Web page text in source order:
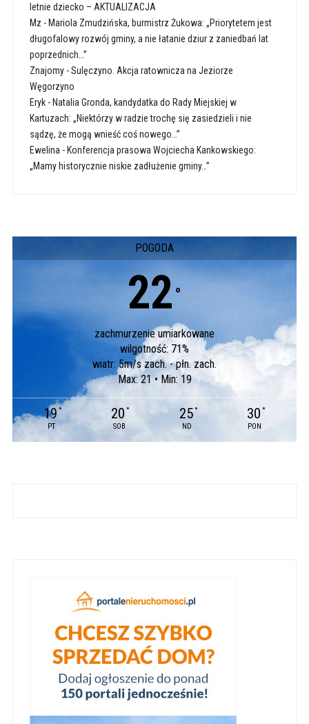
letnie dziecko – AKTUALIZACJA
Mz - Mariola Zmudzińska, burmistrz Żukowa: „Priorytetem jest
długofalowy rozwój gminy, a nie łatanie dziur z zaniedbań lat
poprzednich…”
Znajomy-Sulęczyno. Akcja ratownicza na Jeziorze
Węgorzyno
Eryk- Natalia Gronda, kandydatka do Rady Miejskiej w
Kartuzach: „Niektórzy w radzie trochę się zasiedzieli i nie
sądzę, że mogą wnieść coś nowego…”
Ewelina - Konferencja prasowa Wojciecha Kankowskiego:
„Mamy historycznie niskie zadłużenie gminy…”
POGODA
22 °
zachmurzenie umiarkowane
wilgotność: 71%
wiatr: 5m/s zach. - płn. zach.
Max: 21 • Min: 19
19 °
PT
20 °
SOB
25 °
ND
30 °
PON